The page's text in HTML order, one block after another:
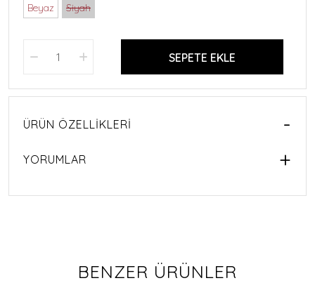
Beyaz Siyah
SEPETE EKLE
ÜRÜN ÖZELLIKLERI
YORUMLAR
BENZER ÜRÜNLER